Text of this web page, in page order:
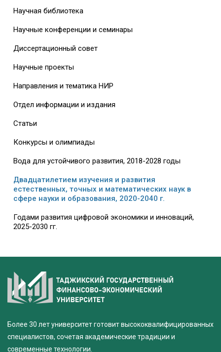
Научная библиотека
Научные конференции и семинары
Диссертационный совет
Научные проекты
Направления и тематика НИР
Отдел информации и издания
Статьи
Конкурсы и олимпиады
Вода для устойчивого развития, 2018-2028 годы
Двадцатилетием изучения и развития
естественных, точных и математических наук в
сфере науки и образования, 2020-2040 г.
Годами развития цифровой экономики и инноваций,
2025-2030 гг.
Более 30 лет университет готовит высококвалифицированных
специалистов, сочетая академические традиции и
современные технологии.